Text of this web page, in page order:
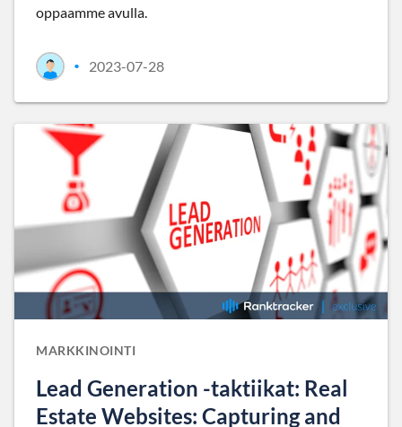
oppaamme avulla.
• 2023-07-28
MARKKINOINTI
Lead Generation -taktiikat: Real
Estate Websites: Capturing and